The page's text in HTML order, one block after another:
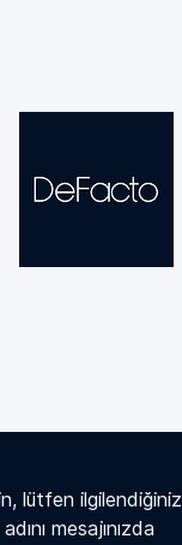
lütfen ilgilendiğiniz
mesajınızda